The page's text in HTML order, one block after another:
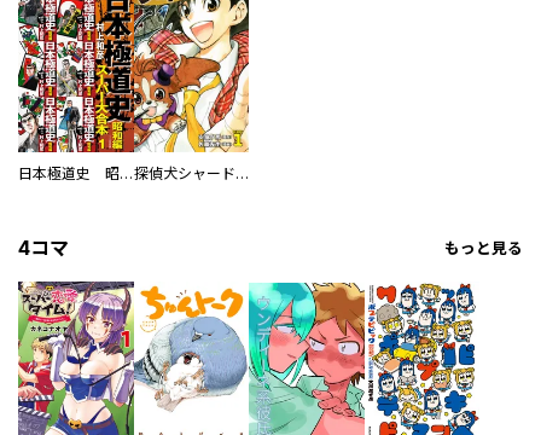
日本極道史 昭和編 スーパー大合本 探偵犬シャードック（新装版）
4コマ もっと見る